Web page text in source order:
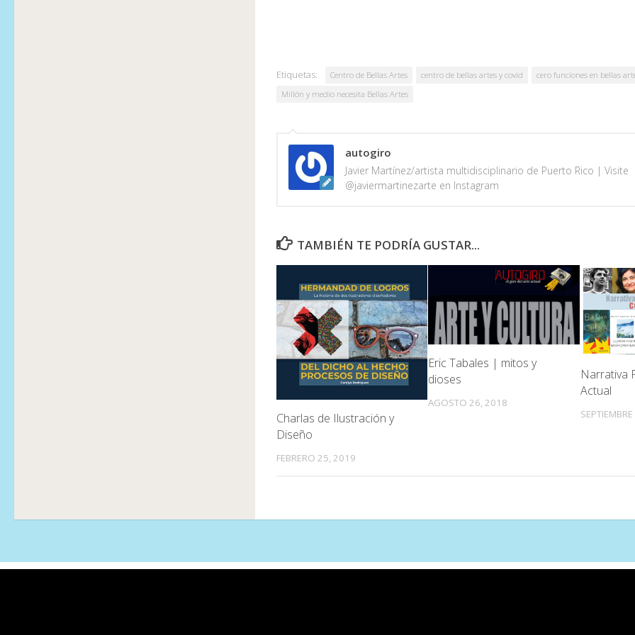
Etiquetas: Centro de Bellas Artes centro de bellas artes y covid
cero funciones en bellas
Millón y medio necesita Bellas Artes
autogiro
Javier Martínez/artista multidisciplinario de Puerto Rico | Visite
@javiermartinezarte en Instagram
TAMBIÉN TE PODRÍA GUSTAR...
Charlas de Ilustración y
Diseño
FEBRERO 25, 2019
Eric Tabales | mitos y
dioses
AGOSTO 26, 2018
Narrativa
Actual